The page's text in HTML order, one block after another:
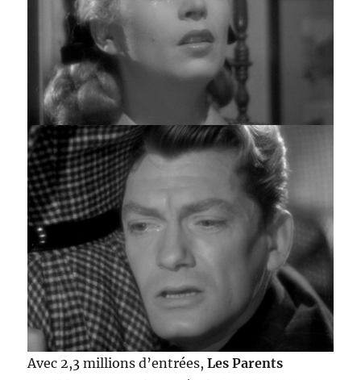
Avec 2,3 millions d’entrées,Les Parents